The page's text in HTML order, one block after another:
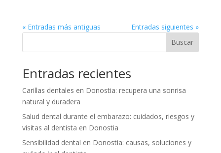
« Entradas más antiguas
Entradas siguientes »
Buscar
Entradas recientes
Carillas dentales en Donostia: recupera una sonrisa
natural y duradera
Salud dental durante el embarazo: cuidados, riesgos y
visitas al dentista en Donostia
Sensibilidad dental en Donostia: causas, soluciones y